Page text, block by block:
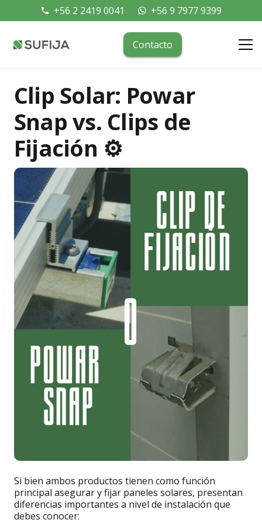
phone +56 2 2419 0041 whatsapp +56 9 7977 9399
Contacto
Clip Solar: Powar
Snap vs. Clips de
Fijación ⚙
Si bien ambos productos tienen como función
principal asegurar y fijar paneles solares, presentan
diferencias importantes a nivel de instalación que
debes conocer: